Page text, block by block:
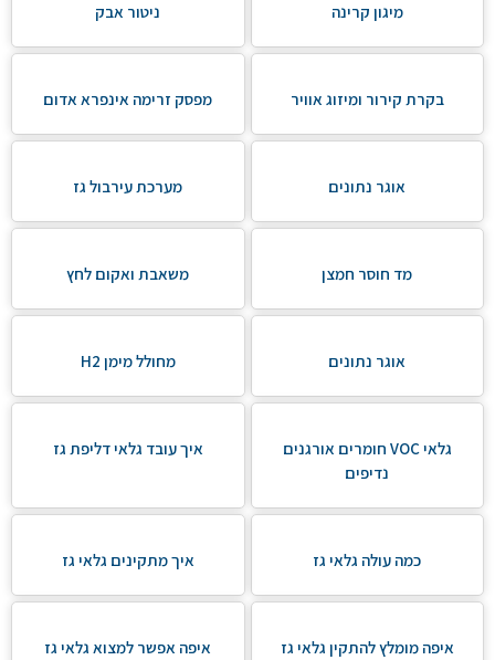
מיגון קרינה ניטור אבק
בקרת קירור ומיזוג אוויר מפסק זרימה אינפרא אדום
אוגר נתונים מערכת עירבול גז
מד חוסר חמצן משאבת ואקום לחץ
אוגר נתונים מחולל מימן H2
גלאי VOC חומרים אורגנים
נדיפים
איך עובד גלאי דליפת גז
כמה עולה גלאי גז איך מתקינים גלאי גז
איפה מומלץ להתקין גלאי גז
איפה אפשר למצוא גלאי גז